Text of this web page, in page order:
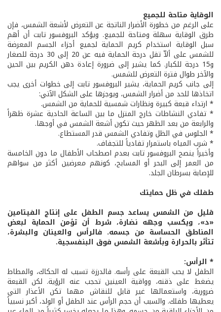
الوقاية متاحة للجميع
على الرغم من خطورة الأضرار الناتجة عن التعرض لأشعة الشمس، فإن
طرق الوقاية سهلة ومتاحة للجميع. ويؤكد البروفسور تابت أن أهم
سبل الوقاية استخدام كريم الحماية لجميع أجزاء الجسم المعرضة
للشمس على ألاّ تقل درجة الحماية فيه عن 20 إلى 30 درجة للصغار
و15 درجة للكبار. كما يشير إلى ضرورة إعادة دهن الكريم بين الحين
والآخر طوال فترة التعرض للشمس.
إلى جانب كريم الحماية، يشير البروفسور تابت إلى خطوات أخرى يجب
اتخاذها للحد من أضرار الشمس، ويوجزها على الشكل الآتي:
* ارتداء قبعة كبيرة ونظارات شمسية للحماية من الشمس.
* تفادي النشاطات خارج المنزل ما بين الساعة الحادية عشرة ظهراً
والرابعة من بعد الظهر حيث تكون أشعة الشمس في أوجها.
* الجلوس في الظل وتفادي الشمس قدر المستطاع.
* شرب المياه باستمرار تفادياً للتجفاف.
وأخيراً ينصح البروفسور تابت بعدم اصطحاب الأطفال ما دون الخامسة
من العمر إلى البحر أو المسابح، كونهم معرضين أكثر من سواهم
للإصابة بسرطان الجلد.
طفلك في ظل حمايتك
قليل من الشمس يساعد جسم الطفل على إنتاج الفيتامين
«د»، ويكسب وجهه نضارة، شرط أن تؤمن الحماية لبعض
المناطق الحساسة من جسمه. فالرأس والعينان والبشرة،
تتأثر بالحرارة وبأشعة الشمس فوق البنفسجية.
* الرأس:
الطفل لا يحب القبعة على رأسه. فالدرزة تسبب له الحكاك، والمطاط
يضغط على ذقنه، وواقية العينين تحجب عنه الرؤية. لكن القبعة
ضرورية، واستعمالها غير قابل للنقاش مهما تكن الأعذار التي
يعطيها طفلك. والسبب أن حجم الرأس عند الطفل أو الولد، أكبر نسبياً